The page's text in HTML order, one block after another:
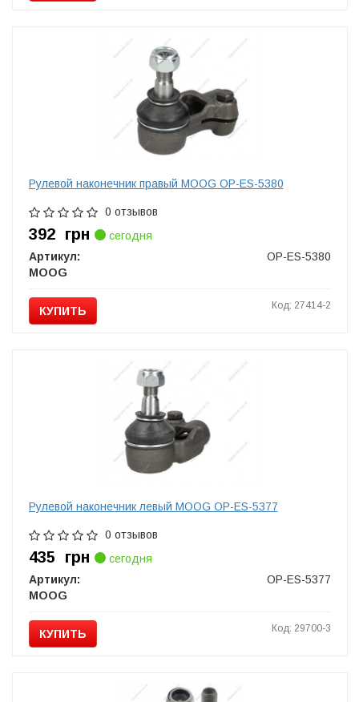
Рулевой наконечник правый MOOG OP-ES-5380
0 отзывов
392 грн
сегодня
Артикул:
OP-ES-5380
MOOG
КУПИТЬ Код: 27414-2
Рулевой наконечник левый MOOG OP-ES-5377
0 отзывов
435 грн
сегодня
Артикул:
OP-ES-5377
MOOG
КУПИТЬ Код: 29700-3